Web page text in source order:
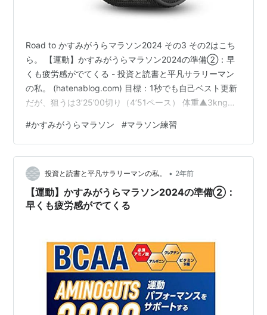
Road to かすみがうらマラソン2024 その3 その2はこち
ら。 【運動】かすみがうらマラソン2024の準備②：早
くも疲労感がでてくる - 投資と読書と平凡サラリーマン
の私。 (hatenablog.com) 目標：1秒でも自己ベスト更新
だが、狙うは3’25’00切り（4’51ペース） 体重▲3kng絞
ース。 4/1：レスト 4/2：ジムでジョグ（6’00x7k）→T
ペース(4’26 x 3+3k)→Tペース(4’17 x 1k)：4’26で踏ん
張れない。 4/3：レスト 4/4：ジムでジョグ（6’00x3k）
→Ｍペース(5’…
#かすみがうらマラソン #マラソン練習
投資と読書と平凡サラリーマンの私。 • 2年前
【運動】かすみがうらマラソン2024の準備②：
早くも疲労感がでてくる